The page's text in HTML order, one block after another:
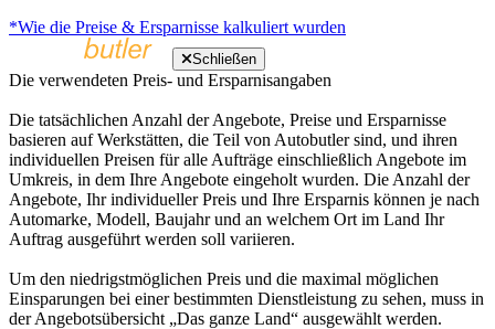
*Wie die Preise & Ersparnisse kalkuliert wurden
Schließen
Die verwendeten Preis- und Ersparnisangaben
Die tatsächlichen Anzahl der Angebote, Preise und Ersparnisse
basieren auf Werkstätten, die Teil von Autobutler sind, und ihren
individuellen Preisen für alle Aufträge einschließlich Angebote im
Umkreis, in dem Ihre Angebote eingeholt wurden. Die Anzahl der
Angebote, Ihr individueller Preis und Ihre Ersparnis können je nach
Automarke, Modell, Baujahr und an welchem Ort im Land Ihr
Auftrag ausgeführt werden soll variieren.
Um den niedrigstmöglichen Preis und die maximal möglichen
Einsparungen bei einer bestimmten Dienstleistung zu sehen, muss in
der Angebotsübersicht „Das ganze Land“ ausgewählt werden.